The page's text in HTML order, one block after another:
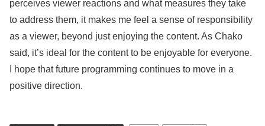
perceives viewer reactions and what measures they take
to address them, it makes me feel a sense of responsibility
as a viewer, beyond just enjoying the content. As Chako
said, it’s ideal for the content to be enjoyable for everyone.
I hope that future programming continues to move in a
positive direction.